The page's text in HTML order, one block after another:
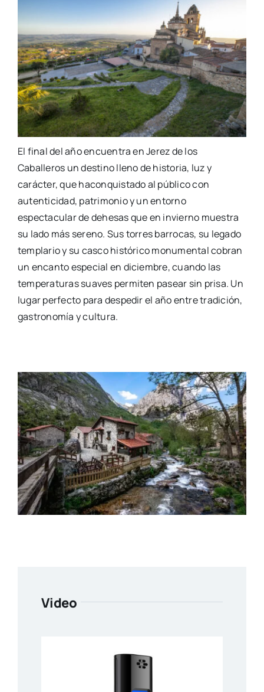
El final del año encuentra en Jerez de los
Caballeros un destino lleno de historia, luz y
carácter, que haconquistado al público con
autenticidad, patrimonio y un entorno
espectacular de dehesas que en invierno muestra
su lado más sereno. Sus torres barrocas, su legado
templario y su casco histórico monumental cobran
un encanto especial en diciembre, cuando las
temperaturas suaves permiten pasear sin prisa. Un
lugar perfecto para despedir el año entre tradición,
gastronomía y cultura.
Video